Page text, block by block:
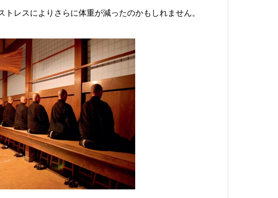
レスによりさらに体重が減ったのかもしれません。